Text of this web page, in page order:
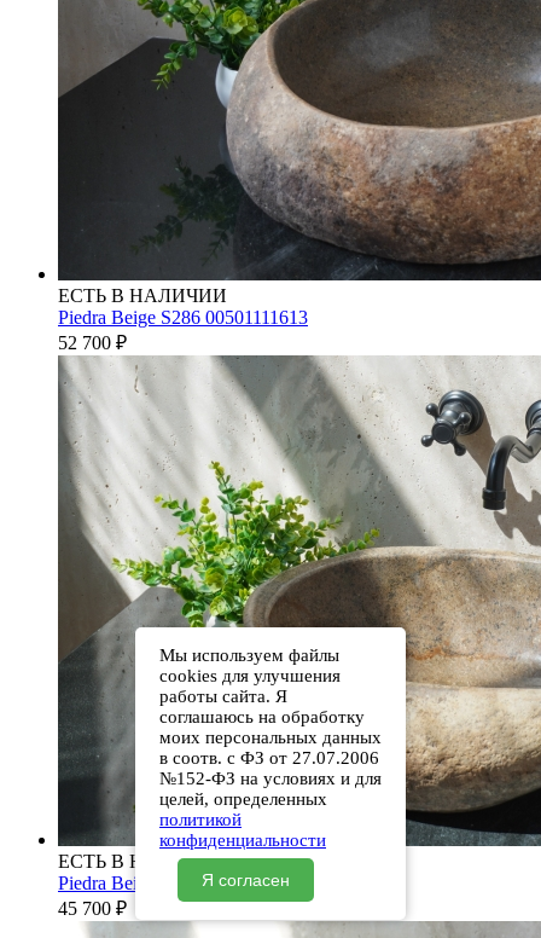
ЕСТЬ В НАЛИЧИИ
Piedra Beige S286 00501111613
52 700 ₽
ЕСТЬ В НАЛИЧИИ
Piedra Beige S287 00501111474
45 700 ₽
Мы используем файлы
cookies для улучшения
работы сайта. Я
соглашаюсь на обработку
моих персональных данных
в соотв. с ФЗ от 27.07.2006
№152-ФЗ на условиях и для
целей, определенных
политикой
конфиденциальности
Я согласен